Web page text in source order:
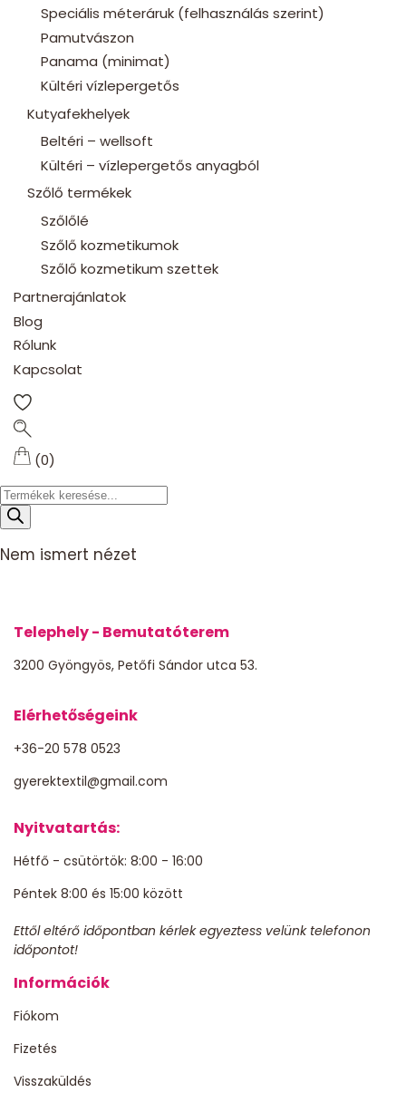
Speciális méteráruk (felhasználás szerint)
Pamutvászon
Panama (minimat)
Kültéri vízlepergetős
Kutyafekhelyek
Beltéri – wellsoft
Kültéri – vízlepergetős anyagból
Szőlő termékek
Szőlőlé
Szőlő kozmetikumok
Szőlő kozmetikum szettek
Partnerajánlatok
Blog
Rólunk
Kapcsolat
(0)
Products
search
Nem ismert nézet
Telephely - Bemutatóterem
3200 Gyöngyös, Petőfi Sándor utca 53.
Elérhetőségeink
+36-20 578 0523
gyerektextil@gmail.com
Nyitvatartás:
Hétfő - csütörtök: 8:00 - 16:00
Péntek 8:00 és 15:00 között
Ettől eltérő időpontban kérlek egyeztess velünk telefonon
időpontot!
Információk
Fiókom
Fizetés
Visszaküldés